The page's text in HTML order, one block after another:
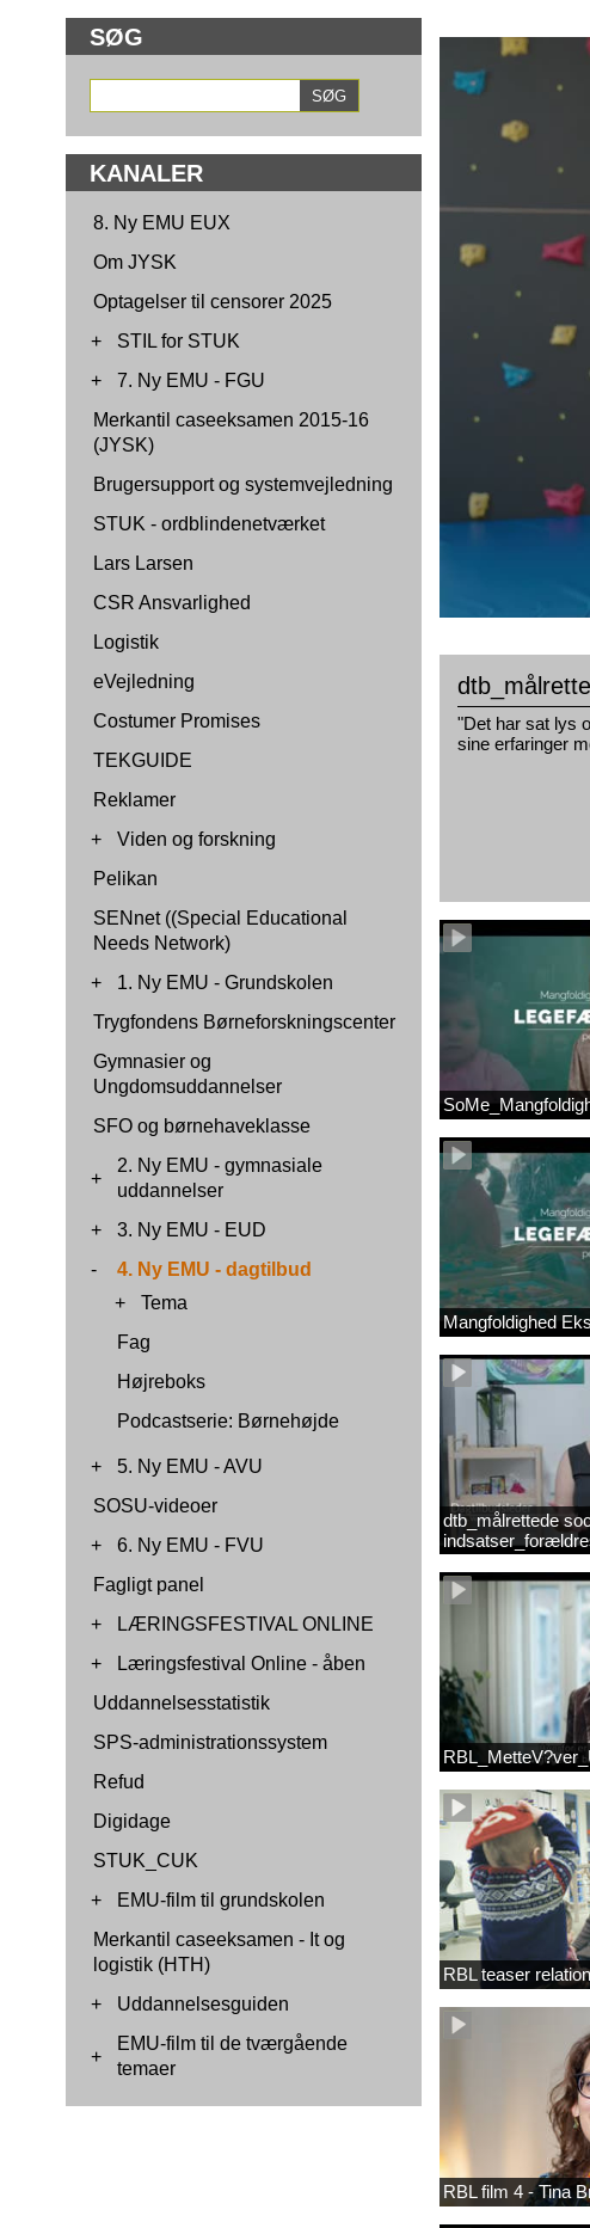
SØG
KANALER
8. Ny EMU EUX
Om JYSK
Optagelser til censorer 2025
+
STIL for STUK
+
7. Ny EMU - FGU
Merkantil caseeksamen 2015-16
(JYSK)
Brugersupport og systemvejledning
STUK - ordblindenetværket
Lars Larsen
CSR Ansvarlighed
Logistik
eVejledning
Costumer Promises
TEKGUIDE
Reklamer
+
Viden og forskning
Pelikan
SENnet ((Special Educational
Needs Network)
+
1. Ny EMU - Grundskolen
Trygfondens Børneforskningscenter
Gymnasier og
Ungdomsuddannelser
SFO og børnehaveklasse
+
2. Ny EMU - gymnasiale
uddannelser
+
3. Ny EMU - EUD
-
4. Ny EMU - dagtilbud
+
Tema
Fag
Højreboks
Podcastserie: Børnehøjde
+
5. Ny EMU - AVU
SOSU-videoer
+
6. Ny EMU - FVU
Fagligt panel
+
LÆRINGSFESTIVAL ONLINE
+
Læringsfestival Online - åben
Uddannelsesstatistik
SPS-administrationssystem
Refud
Digidage
STUK_CUK
+
EMU-film til grundskolen
Merkantil caseeksamen - It og
logistik (HTH)
+
Uddannelsesguiden
+
EMU-film til de tværgående
temaer
"Det har sat lys
sine erfaringer
Mangfoldighed
dtb_målrettede
(Original).mp4
RBL teaser
RBL film 4 - Tina